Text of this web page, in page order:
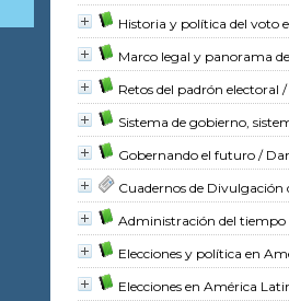
Historia y política del voto
Marco legal y panorama
Retos del padrón electoral /
Sistema de gobierno,
Gobernando el futuro /
Cuadernos de
Administración del tiempo
Elecciones y política en
Elecciones en América